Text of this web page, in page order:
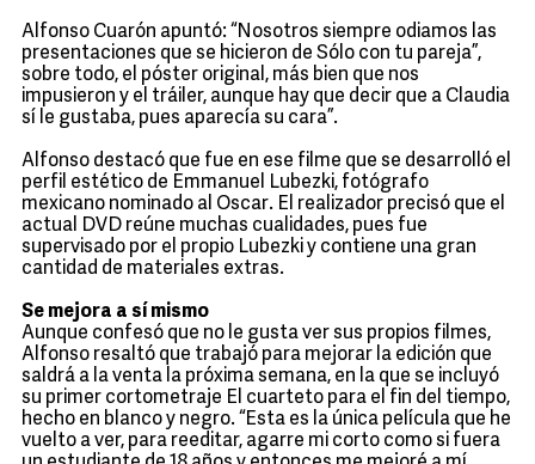
Alfonso Cuarón apuntó: “Nosotros siempre odiamos las
presentaciones que se hicieron de Sólo con tu pareja”,
sobre todo, el póster original, más bien que nos
impusieron y el tráiler, aunque hay que decir que a Claudia
sí le gustaba, pues aparecía su cara”.
Alfonso destacó que fue en ese filme que se desarrolló el
perfil estético de Emmanuel Lubezki, fotógrafo
mexicano nominado al Oscar. El realizador precisó que el
actual DVD reúne muchas cualidades, pues fue
supervisado por el propio Lubezki y contiene una gran
cantidad de materiales extras.
Se mejora a sí mismo
Aunque confesó que no le gusta ver sus propios filmes,
Alfonso resaltó que trabajó para mejorar la edición que
saldrá a la venta la próxima semana, en la que se incluyó
su primer cortometraje El cuarteto para el fin del tiempo,
hecho en blanco y negro. “Esta es la única película que he
vuelto a ver, para reeditar, agarre mi corto como si fuera